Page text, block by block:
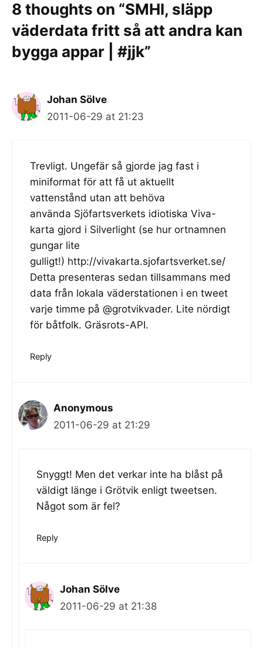
8 thoughts on “SMHI, släpp
väderdata fritt så att andra kan
bygga appar | #jjk”
Johan Sölve
2011-06-29 at 21:23
Trevligt. Ungefär så gjorde jag fast i
miniformat för att få ut aktuellt
vattenstånd utan att behöva
använda Sjöfartsverkets idiotiska Viva-
karta gjord i Silverlight (se hur ortnamnen
gungar lite
gulligt!) http://vivakarta.sjofartsverket.se/
Detta presenteras sedan tillsammans med
data från lokala väderstationen i en tweet
varje timme på @grotvikvader. Lite nördigt
för båtfolk. Gräsrots-API.
Reply
Anonymous
2011-06-29 at 21:29
Snyggt! Men det verkar inte ha blåst på
väldigt länge i Grötvik enligt tweetsen.
Något som är fel?
Reply
Johan Sölve
2011-06-29 at 21:38